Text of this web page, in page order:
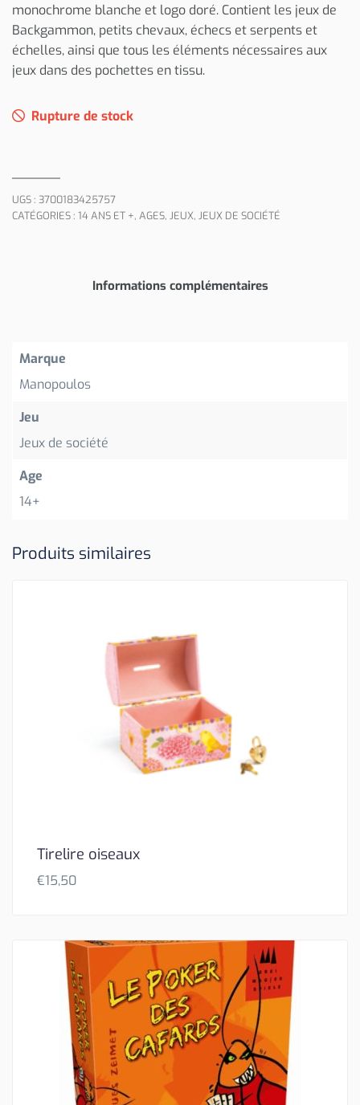
monochrome blanche et logo doré. Contient les jeux de
Backgammon, petits chevaux, échecs et serpents et
échelles, ainsi que tous les éléments nécessaires aux
jeux dans des pochettes en tissu.
Rupture de stock
UGS : 3700183425757
CATÉGORIES : 14 ANS ET +, AGES, JEUX, JEUX DE SOCIÉTÉ
Informations complémentaires
Marque
Manopoulos
Jeu
Jeux de société
Age
14+
Produits similaires
Tirelire oiseaux
€15,50